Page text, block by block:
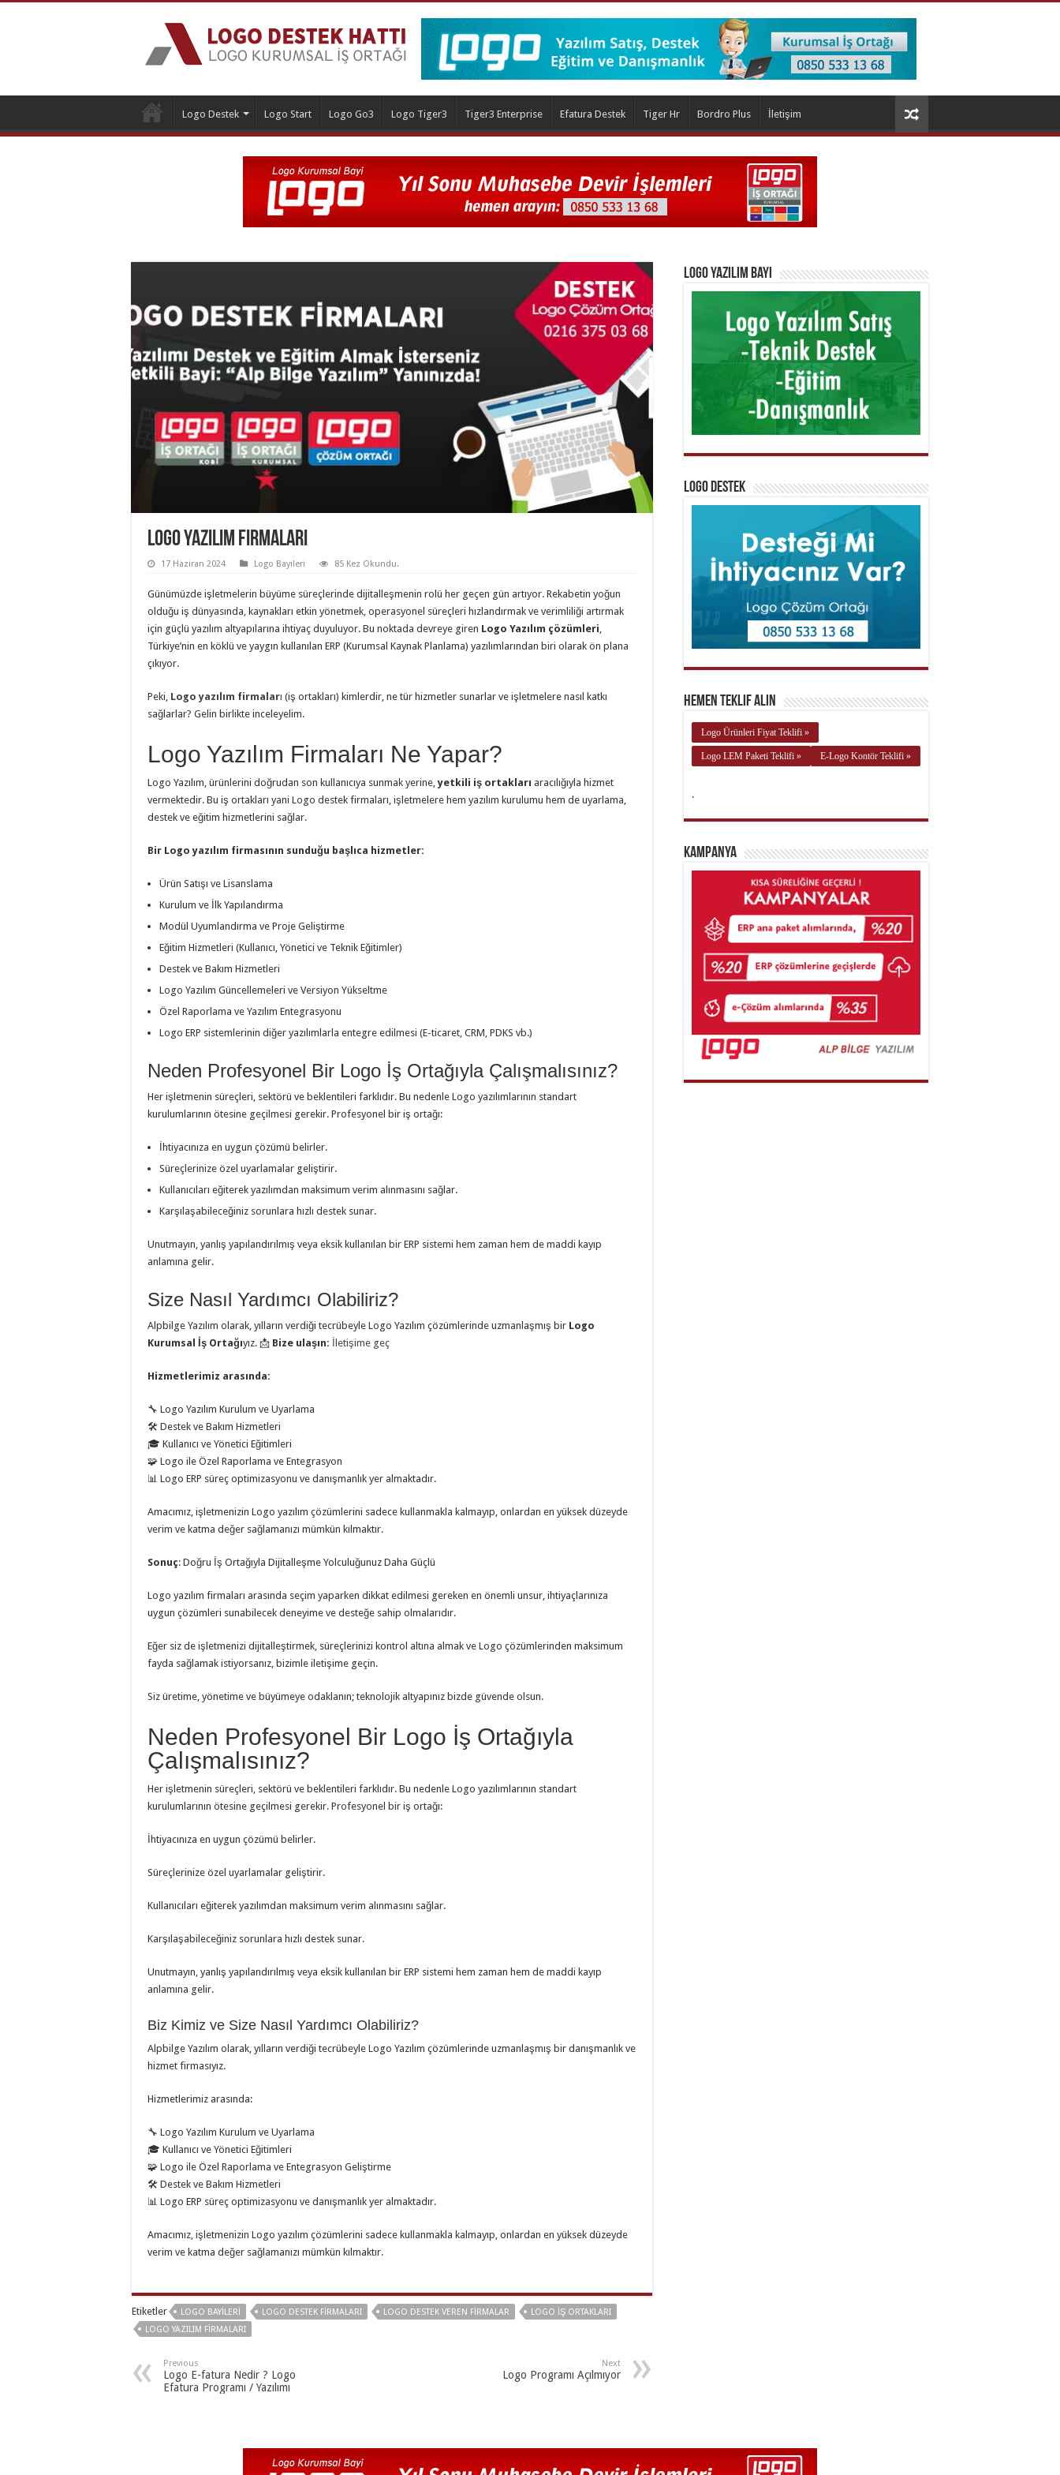
Logo Destek Logo Start Logo Go3 Logo Tiger3 Tiger3 Enterprise Efatura Destek Tiger Hr Bordro Plus İletişim
Logo Yazılım Firmaları
17 Haziran 2024 Logo Bayileri 85 Kez Okundu.
Günümüzde işletmelerin büyüme süreçlerinde dijitalleşmenin rolü her geçen gün artıyor. Rekabetin yoğun
olduğu iş dünyasında, kaynakları etkin yönetmek, operasyonel süreçleri hızlandırmak ve verimliliği artırmak
için güçlü yazılım altyapılarına ihtiyaç duyuluyor. Bu noktada devreye giren Logo Yazılım çözümleri
Türkiye’nin en köklü ve yaygın kullanılan ERP (Kurumsal Kaynak Planlama) yazılımlarından biri olarak ön plana
çıkıyor.
Peki, Logo yazılım firmaları (iş ortakları) kimlerdir, ne tür hizmetler sunarlar ve işletmelere nasıl katkı
sağlarlar? Gelin birlikte inceleyelim.
Logo Yazılım Firmaları Ne Yapar?
Logo Yazılım, ürünlerini doğrudan son kullanıcıya sunmak yerine,yetkili iş ortakları aracılığıyla hizmet
vermektedir. Bu iş ortakları yani Logo destek firmaları, işletmelere hem yazılım kurulumu hem de uyarlama,
destek ve eğitim hizmetlerini sağlar.
Bir Logo yazılım firmasının sunduğu başlıca hizmetler:
Ürün Satışı ve Lisanslama
Kurulum ve İlk Yapılandırma
Modül Uyumlandırma ve Proje Geliştirme
Eğitim Hizmetleri (Kullanıcı, Yönetici ve Teknik Eğitimler)
Destek ve Bakım Hizmetleri
Logo Yazılım Güncellemeleri ve Versiyon Yükseltme
Özel Raporlama ve Yazılım Entegrasyonu
Logo ERP sistemlerinin diğer yazılımlarla entegre edilmesi (E-ticaret, CRM, PDKS vb.)
Neden Profesyonel Bir Logo İş Ortağıyla Çalışmalısınız?
Her işletmenin süreçleri, sektörü ve beklentileri farklıdır. Bu nedenle Logo yazılımlarının standart
kurulumlarının ötesine geçilmesi gerekir. Profesyonel bir iş ortağı:
İhtiyacınıza en uygun çözümü belirler.
Süreçlerinize özel uyarlamalar geliştirir.
Kullanıcıları eğiterek yazılımdan maksimum verim alınmasını sağlar.
Karşılaşabileceğiniz sorunlara hızlı destek sunar.
Unutmayın, yanlış yapılandırılmış veya eksik kullanılan bir ERP sistemi hem zaman hem de maddi kayıp
anlamına gelir.
Size Nasıl Yardımcı Olabiliriz?
Alpbilge Yazılım olarak, yılların verdiği tecrübeyle Logo Yazılım çözümlerinde uzmanlaşmış bir Logo
Kurumsal İş Ortağıyız. 📩 Bize ulaşın: İletişime geç
Hizmetlerimiz arasında:
🔧 Logo Yazılım Kurulum ve Uyarlama
🛠️ Destek ve Bakım Hizmetleri
🎓 Kullanıcı ve Yönetici Eğitimleri
🧩 Logo ile Özel Raporlama ve Entegrasyon
📊 Logo ERP süreç optimizasyonu ve danışmanlık yer almaktadır.
Amacımız, işletmenizin Logo yazılım çözümlerini sadece kullanmakla kalmayıp, onlardan en yüksek düzeyde
verim ve katma değer sağlamanızı mümkün kılmaktır.
Sonuç: Doğru İş Ortağıyla Dijitalleşme Yolculuğunuz Daha Güçlü
Logo yazılım firmaları arasında seçim yaparken dikkat edilmesi gereken en önemli unsur, ihtiyaçlarınıza
uygun çözümleri sunabilecek deneyime ve desteğe sahip olmalarıdır.
Eğer siz de işletmenizi dijitalleştirmek, süreçlerinizi kontrol altına almak ve Logo çözümlerinden maksimum
fayda sağlamak istiyorsanız, bizimle iletişime geçin.
Siz üretime, yönetime ve büyümeye odaklanın; teknolojik altyapınız bizde güvende olsun.
Neden Profesyonel Bir Logo İş Ortağıyla
Çalışmalısınız?
Her işletmenin süreçleri, sektörü ve beklentileri farklıdır. Bu nedenle Logo yazılımlarının standart
kurulumlarının ötesine geçilmesi gerekir. Profesyonel bir iş ortağı:
İhtiyacınıza en uygun çözümü belirler.
Süreçlerinize özel uyarlamalar geliştirir.
Kullanıcıları eğiterek yazılımdan maksimum verim alınmasını sağlar.
Karşılaşabileceğiniz sorunlara hızlı destek sunar.
Unutmayın, yanlış yapılandırılmış veya eksik kullanılan bir ERP sistemi hem zaman hem de maddi kayıp
anlamına gelir.
Biz Kimiz ve Size Nasıl Yardımcı Olabiliriz?
Alpbilge Yazılım olarak, yılların verdiği tecrübeyle Logo Yazılım çözümlerinde uzmanlaşmış bir danışmanlık ve
hizmet firmasıyız.
Hizmetlerimiz arasında:
🔧 Logo Yazılım Kurulum ve Uyarlama
🎓 Kullanıcı ve Yönetici Eğitimleri
🧩 Logo ile Özel Raporlama ve Entegrasyon Geliştirme
🛠️ Destek ve Bakım Hizmetleri
📊 Logo ERP süreç optimizasyonu ve danışmanlık yer almaktadır.
Amacımız, işletmenizin Logo yazılım çözümlerini sadece kullanmakla kalmayıp, onlardan en yüksek düzeyde
verim ve katma değer sağlamanızı mümkün kılmaktır.
Etiketler LOGO BAYILERI LOGO DESTEK FIRMALARI LOGO DESTEK VEREN FIRMALAR
LOGO İŞ ORTAKLARI
LOGO YAZILIM FIRMALARI
Previous
Logo E-fatura Nedir ? Logo
Efatura Programı / Yazılımı
Next
Logo Programı Açılmıyor
Logo Yazılım Bayi
Logo Destek
Hemen Teklif Alın
Logo Ürünleri Fiyat Teklifi »
Logo LEM Paketi Teklifi » E-Logo Kontör Teklifi »
.
Kampanya